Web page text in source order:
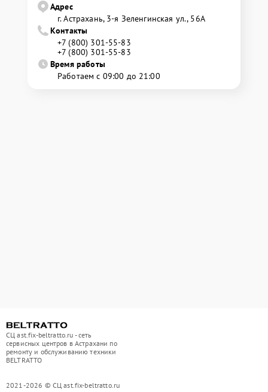
Адрес
г. Астрахань, 3-я Зеленгинская ул., 56А
Контакты
+7 (800) 301-55-83
+7 (800) 301-55-83
Время работы
Работаем с 09:00 до 21:00
СЦ ast.fix-beltratto.ru - сеть
сервисных центров в Астрахани по
ремонту и обслуживанию техники
BELTRATTO
2021-2026 © СЦ ast.fix-beltratto.ru